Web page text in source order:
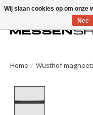
Home / Wusthof
Wij slaan cookies op om onze
Nee